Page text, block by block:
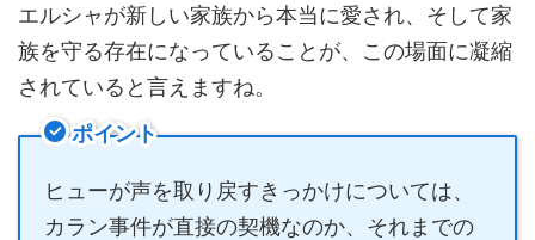
エルシャが新しい家族から本当に愛され、そして家
族を守る存在になっていることが、この場面に凝縮
されていると言えますね。
ポイント
ヒューが声を取り戻すきっかけについては、
カラン事件が直接の契機なのか、それまでの